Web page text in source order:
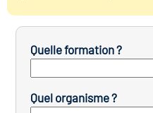
de l'Industrie
emploi-formation
Quelle formation ?
Quel organisme ?